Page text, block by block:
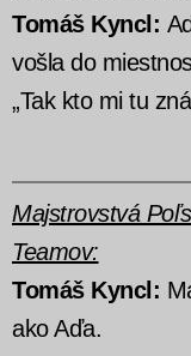
Tomáš Kyncl:
vošla do
„Tak kto mi tu
Majstrovstvá
Teamov:
Tomáš Kyncl:
ako Aďa.